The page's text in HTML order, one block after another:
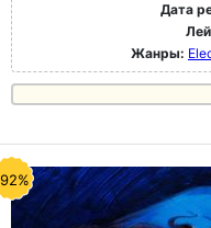
Дата
Жанры: